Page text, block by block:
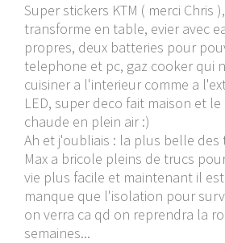
Super stickers KTM ( merci Chris
transforme en table, evier avec
propres, deux batteries pour
telephone et pc, gaz cooker qui
cuisiner a l'interieur comme a
LED, super deco fait maison et
chaude en plein air :)
Ah et j'oubliais : la plus belle des
Max a bricole pleins de trucs
vie plus facile et maintenant il
manque que l'isolation pour
on verra ca qd on reprendra la
semaines...